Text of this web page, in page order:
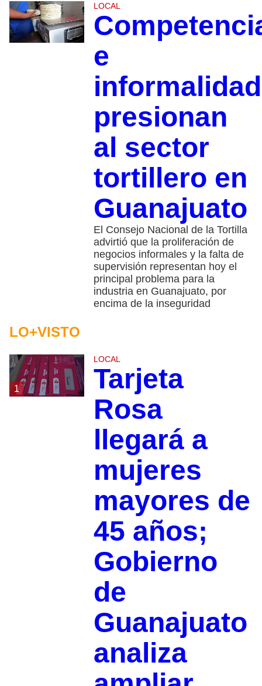
LOCAL
e
informalidad
presionan
al sector
tortillero en
Guanajuato
El Consejo Nacional de la Tortilla
advirtió que la proliferación de
negocios informales y la falta de
supervisión representan hoy el
principal problema para la
industria en Guanajuato, por
encima de la inseguridad
LO+VISTO
1
LOCAL
Tarjeta
Rosa
llegará a
mujeres
mayores de
45 años;
Gobierno
de
Guanajuato
analiza